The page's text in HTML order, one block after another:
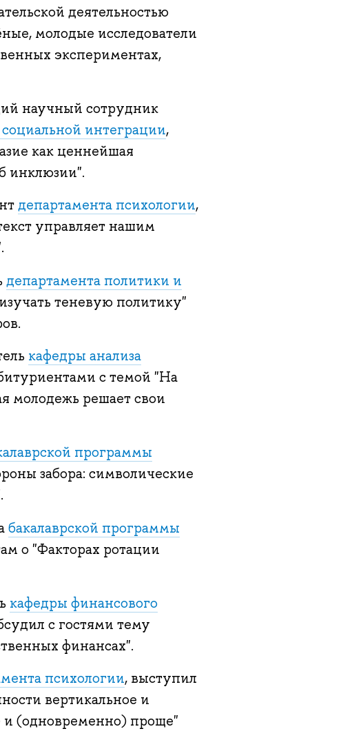
деятельностью
молодые исследователи
экспериментах,
научный сотрудник
интеграции,
как ценнейшая
инклюзии".
департамента психологии,
управляет нашим
департамента политики и
теневую политику"
кафедры анализа
с темой "На
молодежь решает свои
программы
забора: символические
бакалаврской программы
о "Факторах ротации
кафедры финансового
с гостями тему
финансах".
психологии, выступил
вертикальное и
и (одновременно) проще"